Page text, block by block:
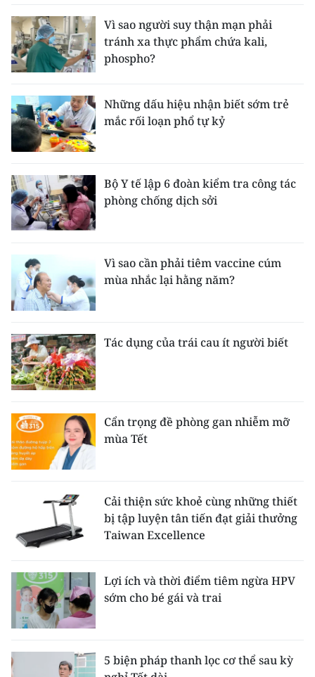
Vì sao người suy thận mạn phải
tránh xa thực phẩm chứa kali,
phospho?
Những dấu hiệu nhận biết sớm trẻ
mắc rối loạn phổ tự kỷ
Bộ Y tế lập 6 đoàn kiểm tra công tác
phòng chống dịch sởi
Vì sao cần phải tiêm vaccine cúm
mùa nhắc lại hằng năm?
Tác dụng của trái cau ít người biết
Cẩn trọng đề phòng gan nhiễm mỡ
mùa Tết
Cải thiện sức khoẻ cùng những thiết
bị tập luyện tân tiến đạt giải thưởng
Taiwan Excellence
Lợi ích và thời điểm tiêm ngừa HPV
sớm cho bé gái và trai
5 biện pháp thanh lọc cơ thể sau kỳ